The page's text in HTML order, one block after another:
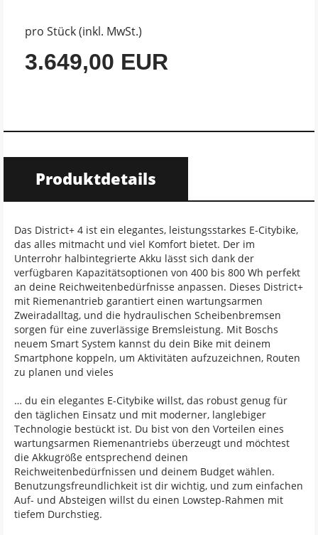
pro Stück (inkl. MwSt.)
3.649,00 EUR
Produktdetails
Das District+ 4 ist ein elegantes, leistungsstarkes E-Citybike,
das alles mitmacht und viel Komfort bietet. Der im
Unterrohr halbintegrierte Akku lässt sich dank der
verfügbaren Kapazitätsoptionen von 400 bis 800 Wh perfekt
an deine Reichweitenbedürfnisse anpassen. Dieses District+
mit Riemenantrieb garantiert einen wartungsarmen
Zweiradalltag, und die hydraulischen Scheibenbremsen
sorgen für eine zuverlässige Bremsleistung. Mit Boschs
neuem Smart System kannst du dein Bike mit deinem
Smartphone koppeln, um Aktivitäten aufzuzeichnen, Routen
zu planen und vieles
… du ein elegantes E-Citybike willst, das robust genug für
den täglichen Einsatz und mit moderner, langlebiger
Technologie bestückt ist. Du bist von den Vorteilen eines
wartungsarmen Riemenantriebs überzeugt und möchtest
die Akkugröße entsprechend deinen
Reichweitenbedürfnissen und deinem Budget wählen.
Benutzungsfreundlichkeit ist dir wichtig, und zum einfachen
Auf- und Absteigen willst du einen Lowstep-Rahmen mit
tiefem Durchstieg.